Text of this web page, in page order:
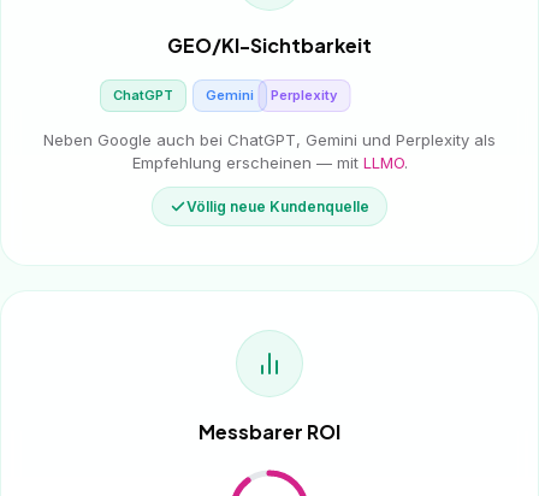
GEO/KI-Sichtbarkeit
ChatGPT Gemini Perplexity
Neben Google auch bei ChatGPT, Gemini und Perplexity als
Empfehlung erscheinen — mit LLMO.
Völlig neue Kundenquelle
Messbarer ROI